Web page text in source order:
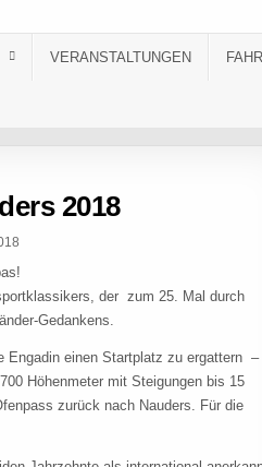
VERANSTALTUNGEN
2018
DATE:
der zum 25. Mal durch
Gedankens.
Engadin einen Startplatz zu ergattern –
Höhenmeter mit Steigungen bis 15
zurück nach Nauders. Für die